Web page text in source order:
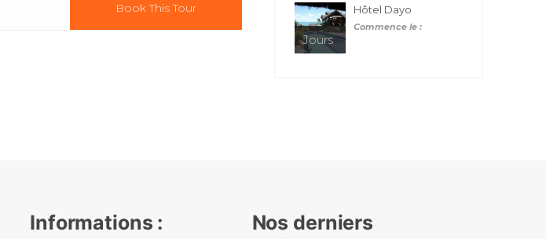
Book This Tour
Jours
Hôtel Dayo
Commence le :
Informations :
Nos derniers